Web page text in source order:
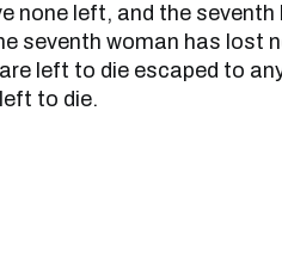
none left, and the
seventh woman has lost
left to die escaped to
to die.